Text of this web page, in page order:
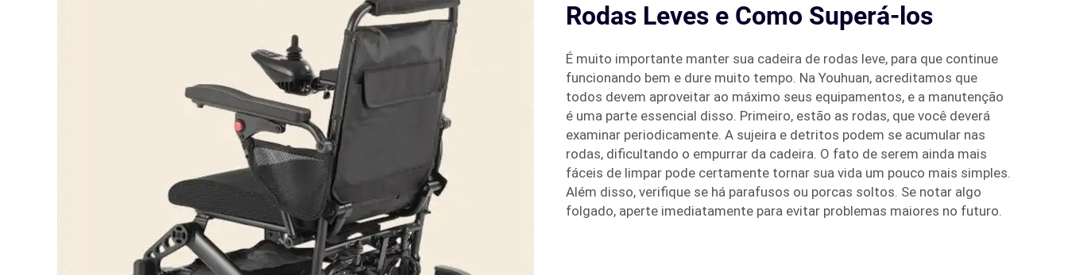
Rodas Leves e Como Superá-los
É muito importante manter sua cadeira de rodas leve, para que continue
funcionando bem e dure muito tempo. Na Youhuan, acreditamos que
todos devem aproveitar ao máximo seus equipamentos, e a manutenção
é uma parte essencial disso. Primeiro, estão as rodas, que você deverá
examinar periodicamente. A sujeira e detritos podem se acumular nas
rodas, dificultando o empurrar da cadeira. O fato de serem ainda mais
fáceis de limpar pode certamente tornar sua vida um pouco mais simples.
Além disso, verifique se há parafusos ou porcas soltos. Se notar algo
folgado, aperte imediatamente para evitar problemas maiores no futuro.